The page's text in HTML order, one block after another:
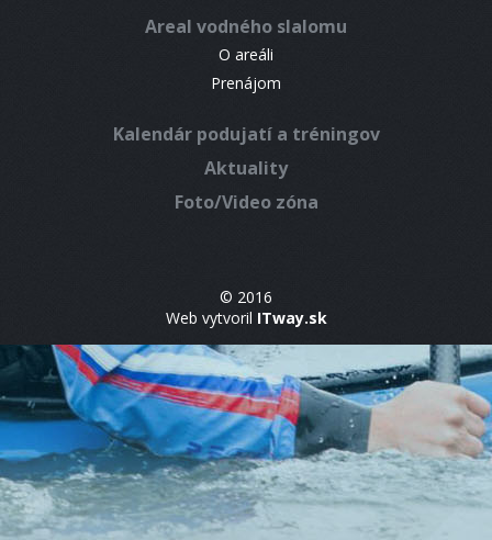
Areal vodného slalomu
O areáli
Prenájom
Kalendár podujatí a tréningov
Aktuality
Foto/Video zóna
© 2016
Web vytvoril ITway.sk